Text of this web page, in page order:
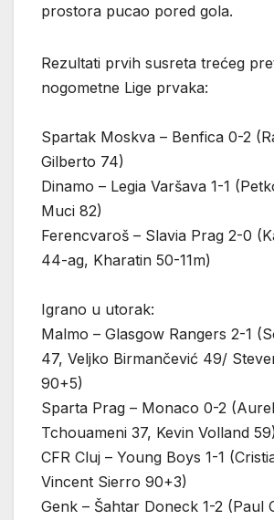
prostora pucao pored gola.
Rezultati prvih susreta trećeg
nogometne Lige prvaka:
Spartak Moskva – Benfica 0-2
Gilberto 74)
Dinamo – Legia Varšava 1-1
Muci 82)
Ferencvaroš – Slavia Prag 2-0
44-ag, Kharatin 50-11m)
Igrano u utorak:
Malmo – Glasgow Rangers 2-1
47, Veljko Birmančević 49/
90+5)
Sparta Prag – Monaco 0-2
Tchouameni 37, Kevin Volland
CFR Cluj – Young Boys 1-1
Vincent Sierro 90+3)
Genk – Šahtar Doneck 1-2 (Paul